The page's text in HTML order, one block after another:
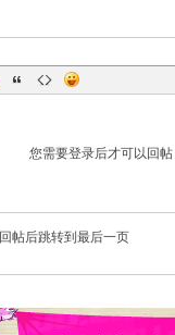
您需要登录后才可以回帖
回帖后跳转到最后一页